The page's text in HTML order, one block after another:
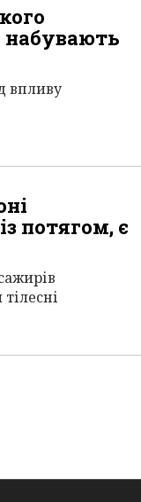
набувають
впливу
потягом, є